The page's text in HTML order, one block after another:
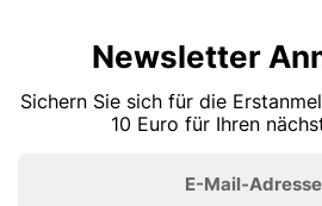
Newsletter
Sichern Sie sich für die
10 Euro für Ihren
E-Mail-Adresse